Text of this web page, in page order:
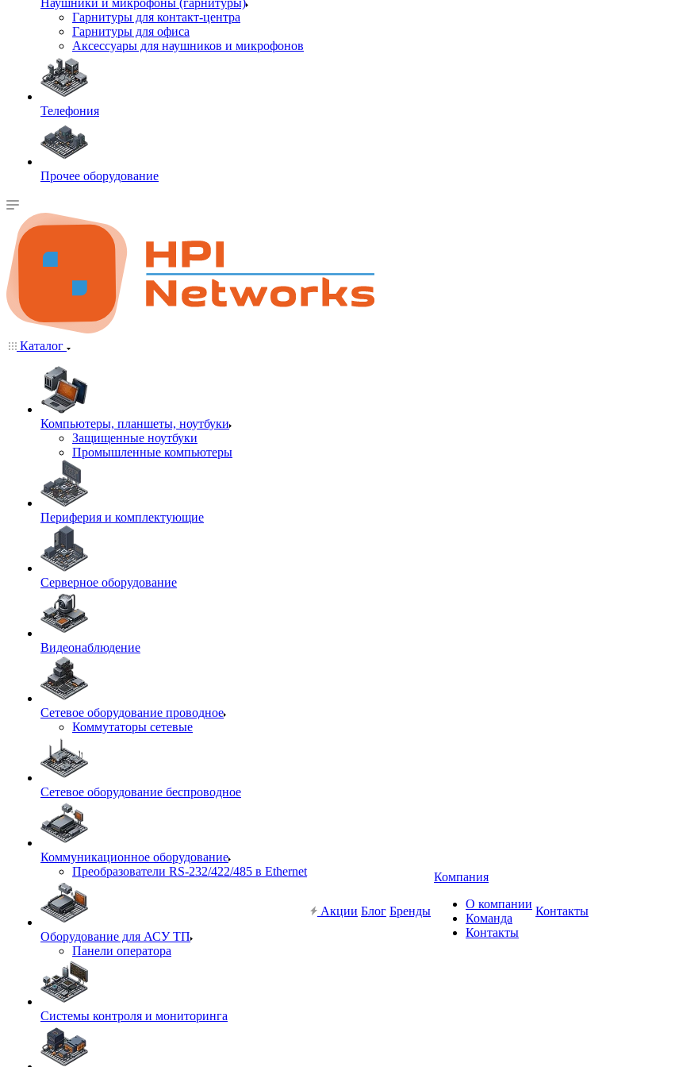
Наушники и микрофоны (гарнитуры)
Гарнитуры для контакт-центра
Гарнитуры для офиса
Аксессуары для наушников и микрофонов
Телефония
Прочее оборудование
Каталог
Компьютеры, планшеты, ноутбуки
Защищенные ноутбуки
Промышленные компьютеры
Периферия и комплектующие
Серверное оборудование
Видеонаблюдение
Сетевое оборудование проводное
Коммутаторы сетевые
Сетевое оборудование беспроводное
Коммуникационное оборудование
Преобразователи RS-232/422/485 в Ethernet
Оборудование для АСУ ТП
Панели оператора
Системы контроля и мониторинга
Акции Блог Бренды
Компания
О компании
Команда
Контакты
Контакты